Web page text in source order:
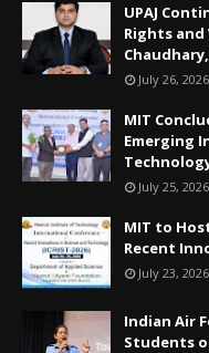
UPAJ
Rights and
July 26, 2026
MIT
Emerging
July 25, 2026
MIT to
Recent
July 23, 2026
Indian Air
Students